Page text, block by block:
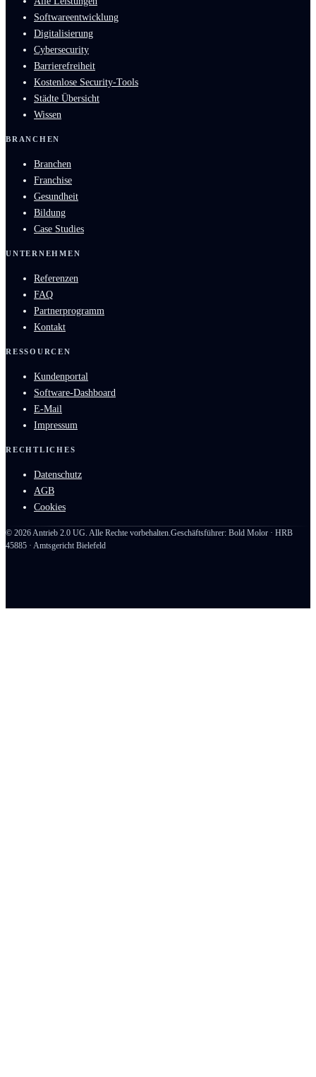
Softwareentwicklung
Digitalisierung
Cybersecurity
Barrierefreiheit
Kostenlose Security-Tools
Städte Übersicht
Wissen
BRANCHEN
Branchen
Franchise
Gesundheit
Bildung
Case Studies
UNTERNEHMEN
Referenzen
FAQ
Partnerprogramm
Kontakt
RESSOURCEN
Kundenportal
Software-Dashboard
E-Mail
Impressum
RECHTLICHES
Datenschutz
AGB
Cookies
© 2026 Antrieb 2.0 UG. Alle Rechte vorbehalten. Geschäftsführer: Bold Molor · HRB
45885 · Amtsgericht Bielefeld